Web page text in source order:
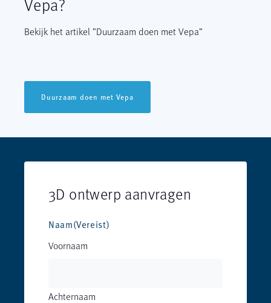
Bekijk het artikel ”Duurzaam doen met Vepa”
Duurzaam doen met Vepa
3D ontwerp aanvragen
Naam(Vereist)
Voornaam
Achternaam